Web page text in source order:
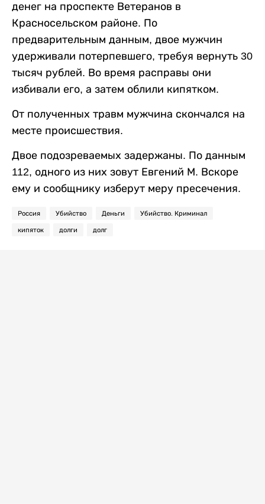
денег на проспекте Ветеранов в
Красносельском районе. По
предварительным данным, двое мужчин
удерживали потерпевшего, требуя вернуть 30
тысяч рублей. Во время расправы они
избивали его, а затем облили кипятком.
От полученных травм мужчина скончался на
месте происшествия.
Двое подозреваемых задержаны. По данным
112, одного из них зовут Евгений М. Вскоре
ему и сообщнику изберут меру пресечения.
Россия Убийство Деньги Убийство. Криминал
кипяток долги долг